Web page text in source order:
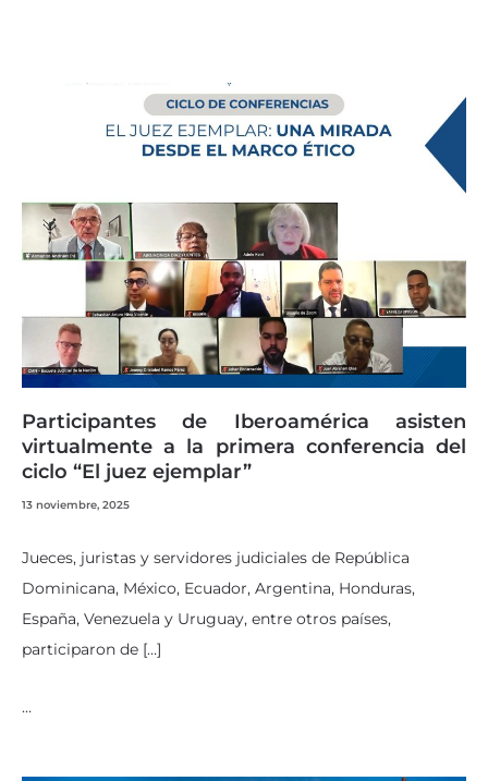
Participantes de Iberoamérica asisten
virtualmente a la primera conferencia del
ciclo “El juez ejemplar”
13 noviembre, 2025
Jueces, juristas y servidores judiciales de República
Dominicana, México, Ecuador, Argentina, Honduras,
España, Venezuela y Uruguay, entre otros países,
participaron de […]
…